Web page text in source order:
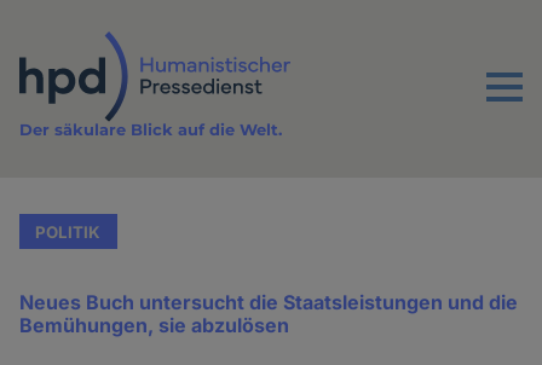
Inhalt
Menu
Der säkulare Blick auf die Welt.
POLITIK
Neues Buch untersucht die Staatsleistungen und die
Bemühungen, sie abzulösen